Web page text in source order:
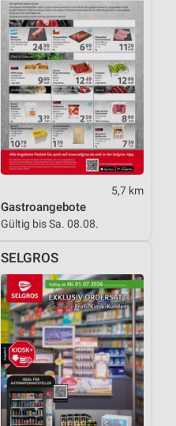
5,7 km
Gastroangebote
Gültig bis Sa. 08.08.
SELGROS